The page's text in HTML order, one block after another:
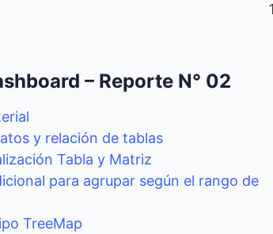
– Reporte N° 02
y relación de tablas
Tabla y Matriz
para agrupar según el rango de
TreeMap